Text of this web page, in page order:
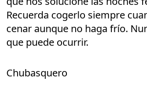
Recuerda cogerlo siempre
cenar aunque no haga frío.
que puede ocurrir.
Chubasquero